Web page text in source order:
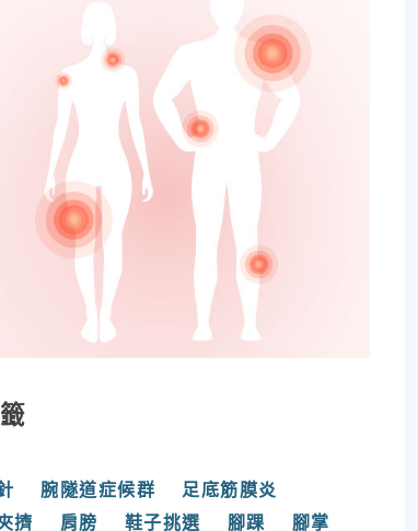
腕隧道症候群
足底筋膜炎
擠
肩膀 鞋子挑選 腳踝
腳掌